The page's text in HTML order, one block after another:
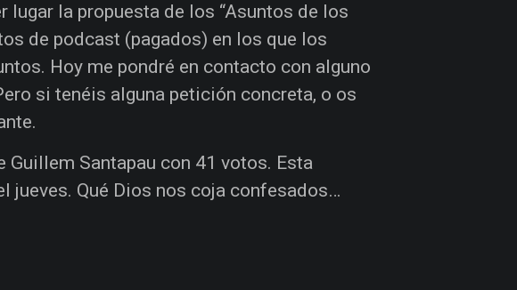
la propuesta de los “Asuntos de los
de podcast (pagados) en los que los
Hoy me pondré en contacto con alguno
si tenéis alguna petición concreta, o os
Guillem Santapau con 41 votos. Esta
jueves. Qué Dios nos coja confesados…